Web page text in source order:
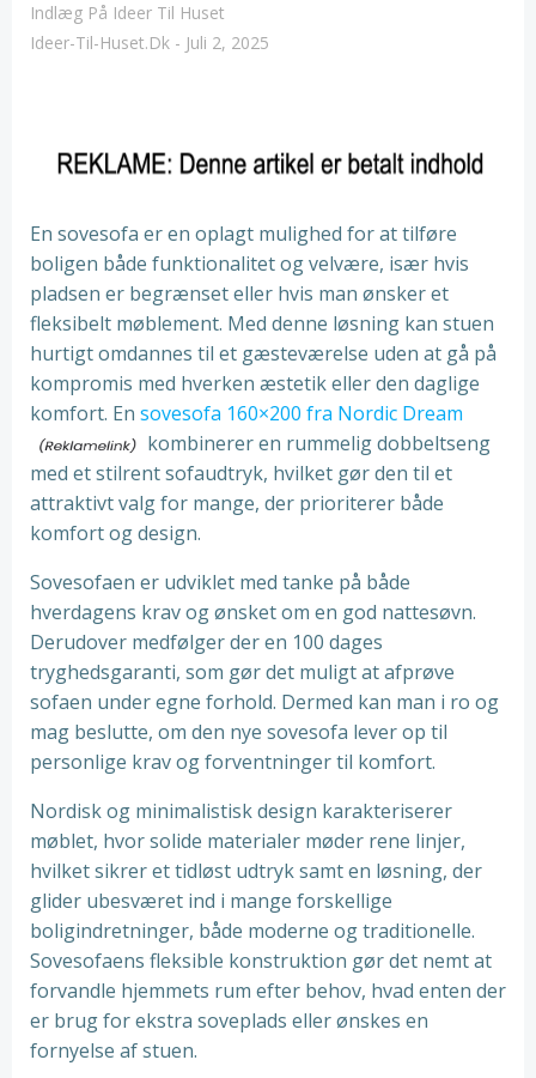
Indlæg På Ideer Til Huset
Ideer-Til-Huset.dk - Juli 2, 2025
En sovesofa er en oplagt mulighed for at tilføre
boligen både funktionalitet og velvære, især hvis
pladsen er begrænset eller hvis man ønsker et
fleksibelt møblement. Med denne løsning kan stuen
hurtigt omdannes til et gæsteværelse uden at gå på
kompromis med hverken æstetik eller den daglige
komfort. En sovesofa 160×200 fra Nordic Dream
kombinerer en rummelig dobbeltseng
med et stilrent sofaudtryk, hvilket gør den til et
attraktivt valg for mange, der prioriterer både
komfort og design.
Sovesofaen er udviklet med tanke på både
hverdagens krav og ønsket om en god nattesøvn.
Derudover medfølger der en 100 dages
tryghedsgaranti, som gør det muligt at afprøve
sofaen under egne forhold. Dermed kan man i ro og
mag beslutte, om den nye sovesofa lever op til
personlige krav og forventninger til komfort.
Nordisk og minimalistisk design karakteriserer
møblet, hvor solide materialer møder rene linjer,
hvilket sikrer et tidløst udtryk samt en løsning, der
glider ubesværet ind i mange forskellige
boligindretninger, både moderne og traditionelle.
Sovesofaens fleksible konstruktion gør det nemt at
forvandle hjemmets rum efter behov, hvad enten der
er brug for ekstra soveplads eller ønskes en
fornyelse af stuen.